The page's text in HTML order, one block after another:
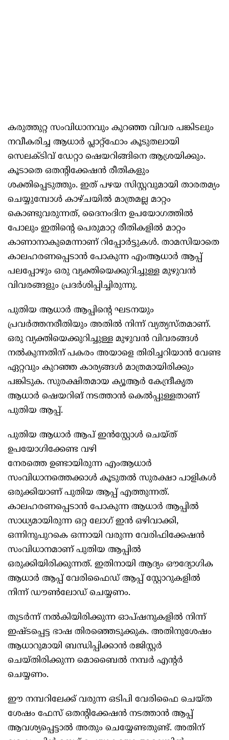
കരുത്തുറ്റ സംവിധാനവും കുറഞ്ഞ വിവര പങ്കിടലും
നവീകരിച്ച ആധാർ പ്ലാറ്റ്‌ഫോം കൂടുതലായി
സെലക്ടിവ് ഡേറ്റാ ഷെയറിങ്ങിനെ ആശ്രയിക്കും.
കൂടാതെ ഒതന്റിക്കേഷൻ രീതികളും
ശക്തിപ്പെടുത്തും. ഇത് പഴയ സിസ്റ്റവുമായി താരതമ്യം
ചെയ്യുമ്പോൾ കാഴ്ചയിൽ മാത്രമല്ല മാറ്റം
കൊണ്ടുവരുന്നത്, ദൈനംദിന ഉപയോഗത്തിൽ
പോലും ഇതിന്റെ പെരുമാറ്റ രീതികളിൽ മാറ്റം
കാണാനാകുമെന്നാണ് റിപ്പോർട്ടുകൾ. താമസിയാതെ
കാലഹരണപ്പെടാൻ പോകുന്ന എംആധാർ ആപ്പ്
പലപ്പോഴും ഒരു വ്യക്തിയെക്കുറിച്ചുള്ള മുഴുവൻ
വിവരങ്ങളും പ്രദർശിപ്പിച്ചിരുന്നു.
പുതിയ ആധാർ ആപ്പിന്റെ ഘടനയും
പ്രവർത്തനരീതിയും അതിൽ നിന്ന് വ്യത്യസ്തമാണ്.
ഒരു വ്യക്തിയെക്കുറിച്ചുള്ള മുഴുവൻ വിവരങ്ങൾ
നൽകുന്നതിന് പകരം അയാളെ തിരിച്ചറിയാൻ വേണ്ട
ഏറ്റവും കുറഞ്ഞ കാര്യങ്ങൾ മാത്രമായിരിക്കും
പങ്കിടുക. സുരക്ഷിതമായ ക്യൂആർ കേന്ദ്രീകൃത
ആധാർ ഷെയറിങ് നടത്താൻ കെൽപ്പുള്ളതാണ്
പുതിയ ആപ്പ്.
പുതിയ ആധാർ ആപ് ഇൻസ്റ്റോൾ ചെയ്ത്
ഉപയോഗിക്കേണ്ട വഴി
നേരത്തെ ഉണ്ടായിരുന്ന എംആധാർ
സംവിധാനത്തെക്കാൾ കൂടുതൽ സുരക്ഷാ പാളികൾ
ഒരുക്കിയാണ് പുതിയ ആപ്പ് എത്തുന്നത്.
കാലഹരണപ്പെടാൻ പോകുന്ന ആധാർ ആപ്പിൽ
സാധ്യമായിരുന്ന ഒറ്റ ലോഗ് ഇൻ ഒഴിവാക്കി,
ഒന്നിനുപുറകെ ഒന്നായി വരുന്ന വേരിഫിക്കേഷൻ
സംവിധാനമാണ് പുതിയ ആപ്പിൽ
ഒരുക്കിയിരിക്കുന്നത്. ഇതിനായി ആദ്യം ഔദ്യോഗിക
ആധാർ ആപ്പ് വേരിഫൈഡ് ആപ്പ് സ്റ്റോറുകളിൽ
നിന്ന് ഡൗൺലോഡ് ചെയ്യണം.
തുടർന്ന് നൽകിയിരിക്കുന്ന ഓപ്ഷനുകളിൽ നിന്ന്
ഇഷ്ടപ്പെട്ട ഭാഷ തിരഞ്ഞെടുക്കുക. അതിനുശേഷം
ആധാറുമായി ബന്ധിപ്പിക്കാൻ രജിസ്റ്റർ
ചെയ്തിരിക്കുന്ന മൊബൈൽ നമ്പർ എന്റർ
ചെയ്യണം.
ഈ നമ്പറിലേക്ക് വരുന്ന ഒടിപി വേരിഫൈ ചെയ്ത
ശേഷം ഫേസ് ഒതന്റിക്കേഷൻ നടത്താൻ ആപ്പ്
ആവശ്യപ്പെട്ടാൽ അതും ചെയ്യേണ്ടതുണ്ട്. അതിന്